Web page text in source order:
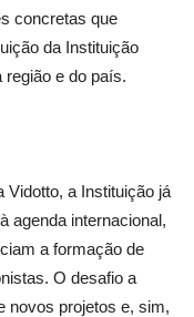
concretas que
da Instituição
região e do país.
Vidotto, a Instituição já
agenda internacional,
a formação de
O desafio a
novos projetos e, sim,